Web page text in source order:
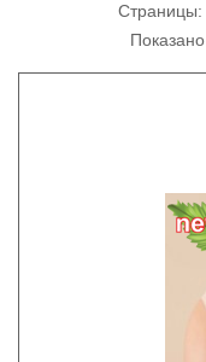
Страницы:
Показано